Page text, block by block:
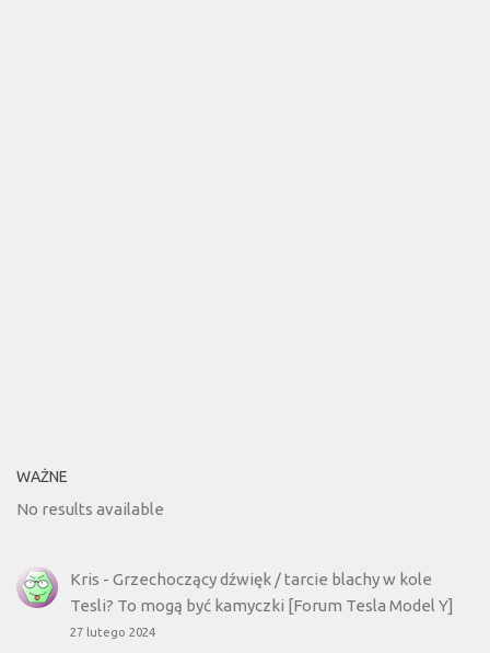
WAŻNE
No results available
Kris - Grzechoczący dźwięk / tarcie blachy w kole
Tesli? To mogą być kamyczki [Forum Tesla Model Y]
27 lutego 2024